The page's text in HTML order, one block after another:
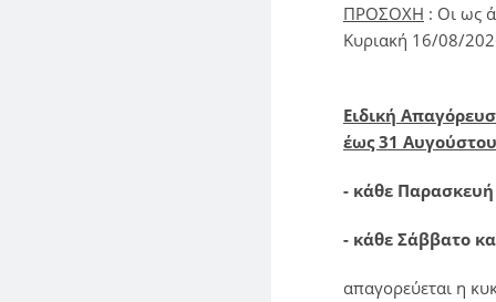
ΠΡΟΣΟΧΗ : Οι ως
Κυριακή 16/08/
Ειδική
έως 31
- κάθε
- κάθε Σάββατο
απαγορεύεται η